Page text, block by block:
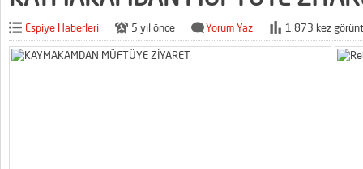
Espiye Haberleri 5 yıl önce Yorum Yaz 1.873 kez